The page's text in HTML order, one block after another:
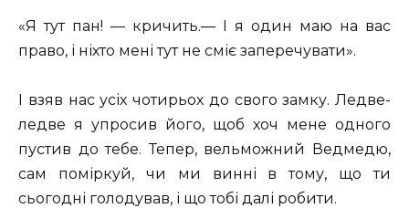
«Я тут пан! — кричить.— І я один маю на вас
право, і ніхто мені тут не сміє заперечувати».
І взяв нас усіх чотирьох до свого замку. Ледве-
ледве я упросив його, щоб хоч мене одного
пустив до тебе. Тепер, вельможний Ведмедю,
сам поміркуй, чи ми винні в тому, що ти
сьогодні голодував, і що тобі далі робити.